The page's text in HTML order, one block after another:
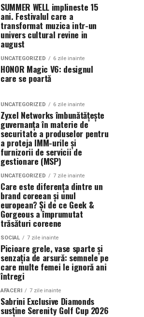
SUMMER WELL implineste 15
ani. Festivalul care a
transformat muzica intr-un
univers cultural revine in
august
UNCATEGORIZED 6 zile inainte
HONOR Magic V6: designul
care se poartă
UNCATEGORIZED 6 zile inainte
Zyxel Networks îmbunătățește
guvernanța în materie de
securitate a produselor pentru
a proteja IMM-urile și
furnizorii de servicii de
gestionare (MSP)
UNCATEGORIZED 7 zile inainte
Care este diferența dintre un
brand coreean și unul
european? Și de ce Geek &
Gorgeous a împrumutat
trăsături coreene
SOCIAL 7 zile inainte
Picioare grele, vase sparte și
senzația de arsură: semnele pe
care multe femei le ignoră ani
întregi
AFACERI 7 zile inainte
Sabrini Exclusive Diamonds
susține Serenity Golf Cup 2026